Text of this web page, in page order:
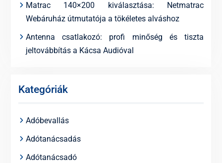
Matrac 140×200 kiválasztása: Netmatrac
Webáruház útmutatója a tökéletes alváshoz
Antenna csatlakozó: profi minőség és tiszta
jeltovábbítás a Kácsa Audióval
Kategóriák
Adóbevallás
Adótanácsadás
Adótanácsadó